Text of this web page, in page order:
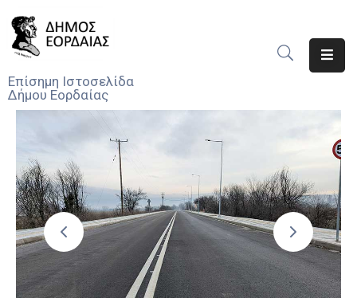
Επίσημη Ιστοσελίδα
Δήμου Εορδαίας
Ο
Νέα
Υπηρεσίες
Του
Δήμου
Προσκλήσεις